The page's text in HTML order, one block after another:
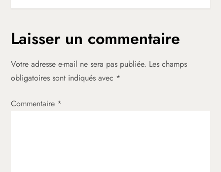
a
t
Laisser un commentaire
Votre adresse e-mail ne sera pas publiée. Les champs
obligatoires sont indiqués avec *
Commentaire *